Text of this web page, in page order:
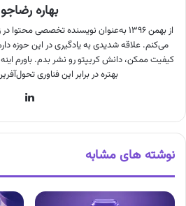
بهاره رضاجو
از بهمن ۱۳۹۶ به‌عنوان نویسنده تخصصی
می‌کنم. علاقه شدیدی به یادگیری در این حوزه
کیفیت ممکن، دانش کریپتو رو نشر بدم. باورم
بهتره در برابر این فناوری
نوشته های مشابه